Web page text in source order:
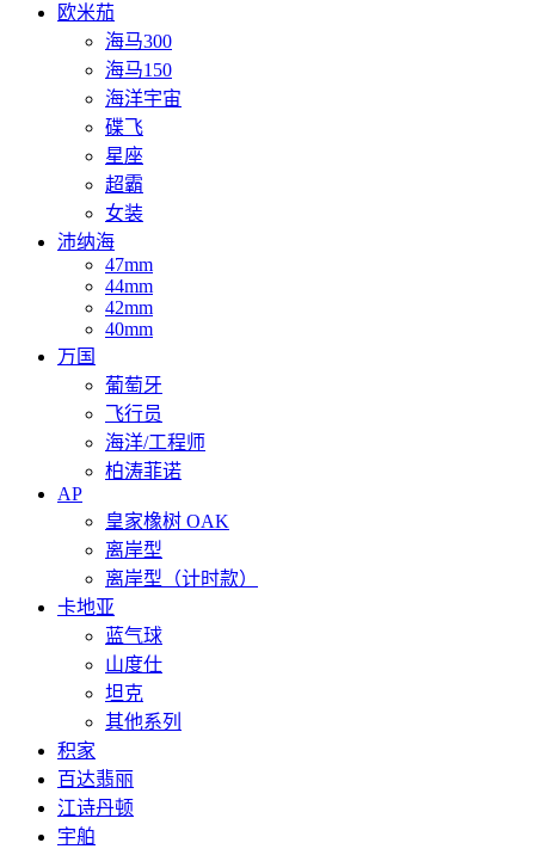
欧米茄
海马300
海马150
海洋宇宙
碟飞
星座
超霸
女装
沛纳海
47mm
44mm
42mm
40mm
万国
葡萄牙
飞行员
海洋/工程师
柏涛菲诺
AP
皇家橡树 OAK
离岸型
离岸型（计时款）
卡地亚
蓝气球
山度仕
坦克
其他系列
积家
百达翡丽
江诗丹顿
宇舶